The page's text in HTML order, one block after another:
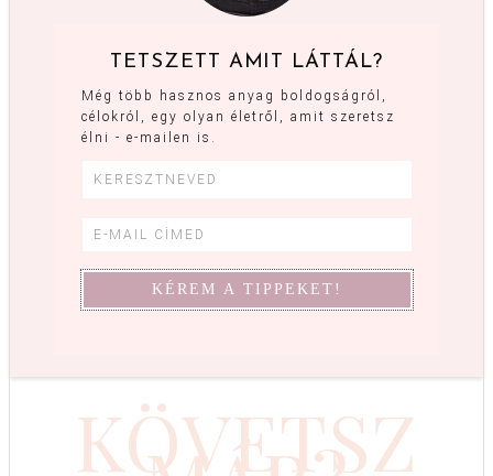
TETSZETT AMIT LÁTTÁL?
Még több hasznos anyag boldogságról,
célokról, egy olyan életről, amit szeretsz
élni - e-mailen is.
KÖVETSZ